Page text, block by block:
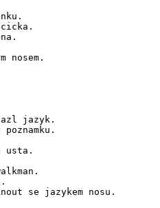
nosem.
jazyk.
usta.
se jazykem nosu.